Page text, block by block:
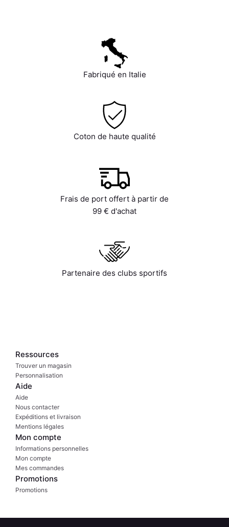
Fabriqué en Italie
Coton de haute qualité
Frais de port offert à partir de
99 € d'achat
Partenaire des clubs sportifs
Ressources
Trouver un magasin
Personnalisation
Aide
Aide
Nous contacter
Expéditions et livraison
Mentions légales
Mon compte
Informations personnelles
Mon compte
Mes commandes
Promotions
Promotions